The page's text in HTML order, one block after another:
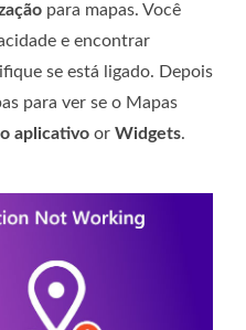
para mapas. Você
e encontrar
se está ligado. Depois
para ver se o Mapas
aplicativo or Widgets.